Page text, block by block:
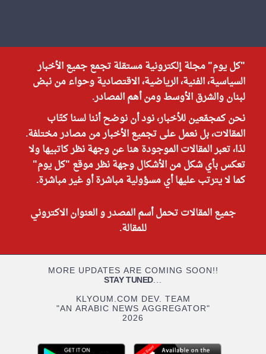
"كل يوم" مجلة إلكترونية مستقلة تجمع جميع الأخبار
السياسية، الفنية، الرياضية، الاقتصادية وحواء من نبض
لبنان والشرق الأوسط ومن أهم المصادر.
نحن كمجمّعين للأخبار، نود أن نوضح أننا لسنا كتّاب
المقالات، بل نعمل على تجميع الأخبار من مصادر مختلفة.
لذا، تعبر المقالات الموجودة هنا عن وجهة نظر كاتبيها ولا
تعكس بأي شكل من الأشكال وجهة نظر موقع "كل يوم"
كما لا يترتب عليها أي مسؤولية مباشرة أو غير مباشرة.
جميع المقالات تحمل أسم المصدر و العنوان الاكتروني
للمقالة.
MORE UPDATES ARE COMING SOON!!
STAY TUNED...
KLYOUM.COM DEV. TEAM
"AN ARABIC NEWS AGGREGATOR"
2026